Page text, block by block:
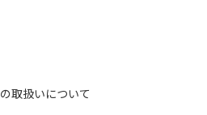
取扱いについて